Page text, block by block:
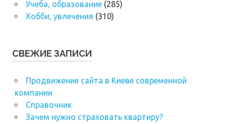
Учеба, образование(285)
Хобби, увлечения (310)
СВЕЖИЕ ЗАПИСИ
Продвижение сайта в Киеве современной
компании
Справочник
Зачем нужно страховать квартиру?